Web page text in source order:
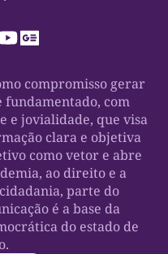
compromisso gerar
fundamentado, com
e jovialidade, que visa
clara e objetiva
como vetor e abre
ao direito e a
parte do
é a base da
do estado de